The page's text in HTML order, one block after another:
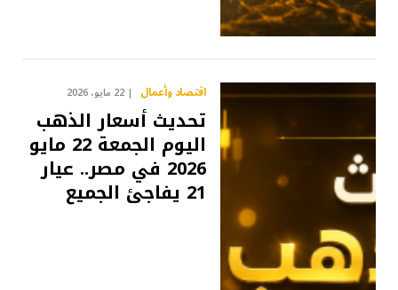
اقتصاد وأعمال 22 مايو، 2026
تحديث أسعار الذهب
اليوم الجمعة 22 مايو
2026 في مصر.. عيار
21 يفاجئ الجميع